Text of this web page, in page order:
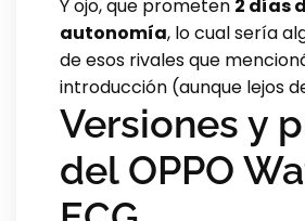
Y ojo, que prometen 2 días
autonomía, lo cual sería
de esos rivales que
introducción (aunque lejos
Versiones y
del OPPO